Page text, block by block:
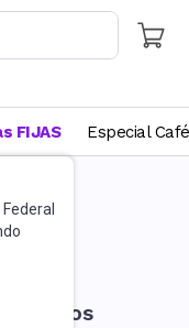
FIJAS Especial Café